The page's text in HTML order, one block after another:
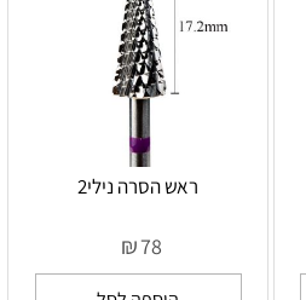
ראש הסרה נילי2
₪78